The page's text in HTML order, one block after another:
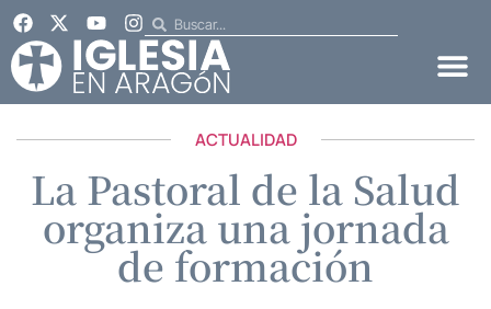
ACTUALIDAD
La Pastoral de la Salud
organiza una jornada
de formación